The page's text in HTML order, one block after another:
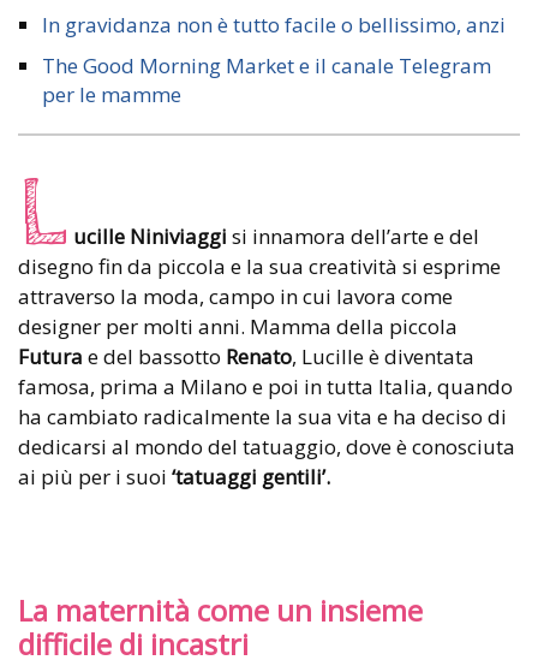
In gravidanza non è tutto facile o bellissimo, anzi
The Good Morning Market e il canale Telegram
per le mamme
L ucille Niniviaggi si innamora dell’arte e del
disegno fin da piccola e la sua creatività si esprime
attraverso la moda, campo in cui lavora come
designer per molti anni. Mamma della piccola
Futura e del bassotto Renato, Lucille è diventata
famosa, prima a Milano e poi in tutta Italia, quando
ha cambiato radicalmente la sua vita e ha deciso di
dedicarsi al mondo del tatuaggio, dove è conosciuta
ai più per i suoi ‘tatuaggi gentili’.
La maternità come un insieme
difficile di incastri